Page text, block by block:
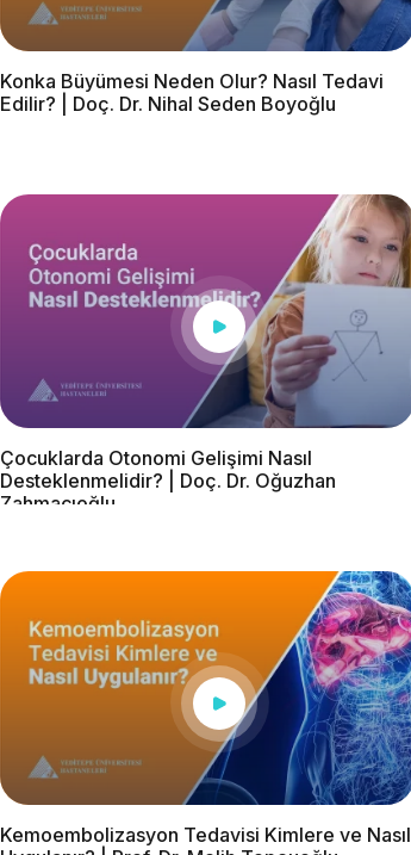
Konka Büyümesi Neden Olur? Nasıl Tedavi
Edilir? | Doç. Dr. Nihal Seden Boyoğlu
Çocuklarda Otonomi Gelişimi Nasıl
Desteklenmelidir? | Doç. Dr. Oğuzhan
Zahmacıoğlu
Kemoembolizasyon Tedavisi Kimlere ve Nasıl